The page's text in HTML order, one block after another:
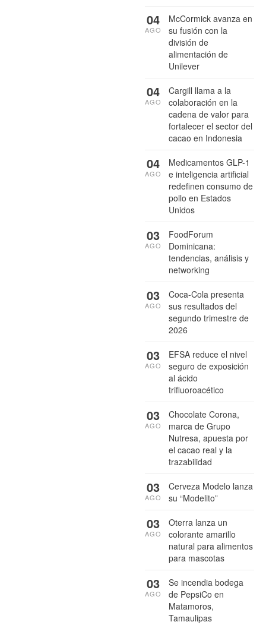
McCormick avanza en
su fusión con la
división de
alimentación de
Unilever
04
AGO
Cargill llama a la
colaboración en la
cadena de valor para
fortalecer el sector del
cacao en Indonesia
04
AGO
Medicamentos GLP-1
e inteligencia artificial
redefinen consumo de
pollo en Estados
Unidos
04
AGO
FoodForum
Dominicana:
tendencias, análisis y
networking
03
AGO
Coca-Cola presenta
sus resultados del
segundo trimestre de
2026
03
AGO
EFSA reduce el nivel
seguro de exposición
al ácido
trifluoroacético
03
AGO
Chocolate Corona,
marca de Grupo
Nutresa, apuesta por
el cacao real y la
trazabilidad
03
AGO
Cerveza Modelo lanza
su “Modelito”
03
AGO
Oterra lanza un
colorante amarillo
natural para alimentos
para mascotas
03
AGO
Se incendia bodega
de PepsiCo en
Matamoros,
Tamaulipas
03
AGO